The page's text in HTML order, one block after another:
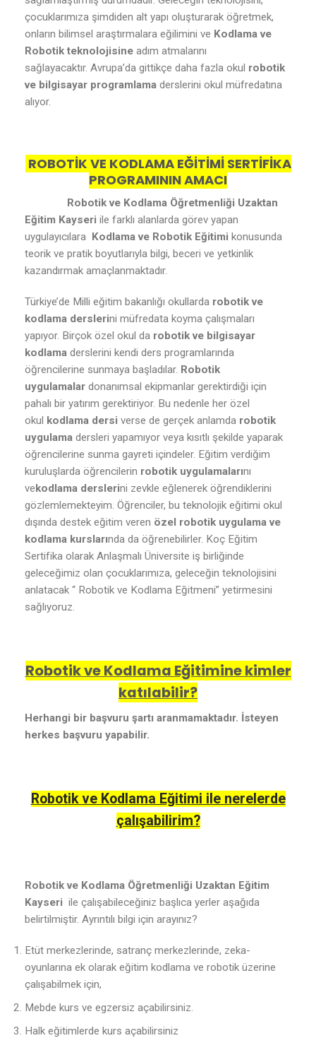
çocuklarımıza şimdiden alt yapı oluşturarak öğretmek,
onların bilimsel araştırmalara eğilimini ve Kodlama ve
Robotik teknolojisine adım atmalarını
sağlayacaktır. Avrupa’da gittikçe daha fazla okul robotik
ve bilgisayar programlama derslerini okul müfredatına
alıyor.
ROBOTİK VE KODLAMA EĞİTİMİ SERTİFİKA
PROGRAMININ AMACI
Robotik ve Kodlama Öğretmenliği Uzaktan
Eğitim Kayseri ile farklı alanlarda görev yapan
uygulayıcılara Kodlama ve Robotik Eğitimi konusunda
teorik ve pratik boyutlarıyla bilgi, beceri ve yetkinlik
kazandırmak amaçlanmaktadır.
Türkiye’de Milli eğitim bakanlığı okullarda robotik ve
kodlama derslerini müfredata koyma çalışmaları
yapıyor. Birçok özel okul da robotik ve bilgisayar
kodlama derslerini kendi ders programlarında
öğrencilerine sunmaya başladılar. Robotik
uygulamalar donanımsal ekipmanlar gerektirdiği için
pahalı bir yatırım gerektiriyor. Bu nedenle her özel
okul kodlama dersi verse de gerçek anlamda robotik
uygulama dersleri yapamıyor veya kısıtlı şekilde yaparak
öğrencilerine sunma gayreti içindeler. Eğitim verdiğim
kuruluşlarda öğrencilerin robotik uygulamalarını
vekodlama derslerini zevkle eğlenerek öğrendiklerini
gözlemlemekteyim. Öğrenciler, bu teknolojik eğitimi okul
dışında destek eğitim veren özel robotik uygulama ve
kodlama kurslarında da öğrenebilirler. Koç Eğitim
Sertifika olarak Anlaşmalı Üniversite iş birliğinde
geleceğimiz olan çocuklarımıza, geleceğin teknolojisini
anlatacak “ Robotik ve Kodlama Eğitmeni” yetirmesini
sağlıyoruz.
Robotik ve Kodlama Eğitimine kimler
katılabilir?
Herhangi bir başvuru şartı aranmamaktadır. İsteyen
herkes başvuru yapabilir.
Robotik ve Kodlama Eğitimi ile nerelerde
çalışabilirim?
Robotik ve Kodlama Öğretmenliği Uzaktan Eğitim
Kayseri ile çalışabileceğiniz başlıca yerler aşağıda
belirtilmiştir. Ayrıntılı bilgi için arayınız?
Etüt merkezlerinde, satranç merkezlerinde, zeka-
oyunlarına ek olarak eğitim kodlama ve robotik üzerine
çalışabilmek için,
Mebde kurs ve egzersiz açabilirsiniz.
Halk eğitimlerde kurs açabilirsiniz